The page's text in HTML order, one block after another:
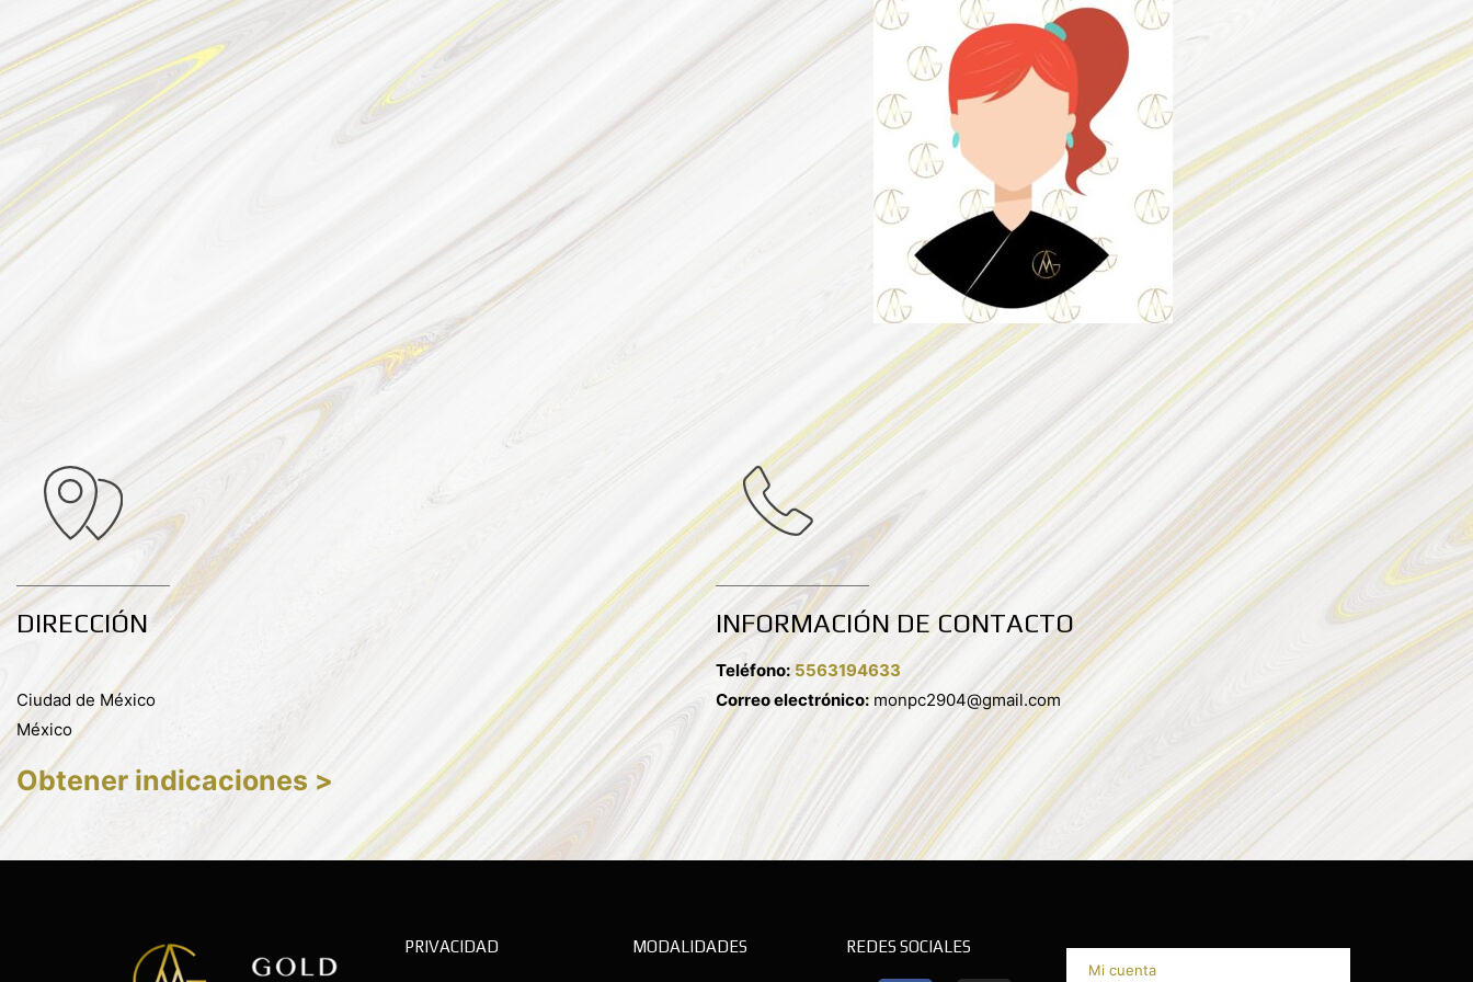
DIRECCIÓN
Ciudad de México
México
Obtener indicaciones >
INFORMACIÓN DE CONTACTO
Teléfono: 5563194633
Correo electrónico:monpc2904@gmail.com
PRIVACIDAD MODALIDADES REDES SOCIALES
Mi cuenta